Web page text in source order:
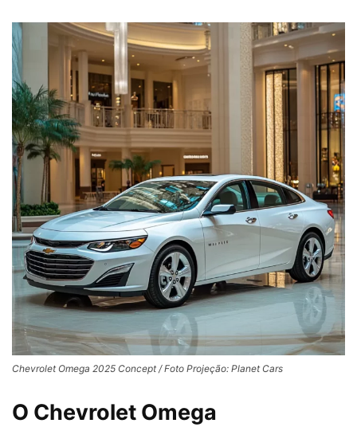
Chevrolet Omega 2025 Concept / Foto Projeção: Planet Cars
O Chevrolet Omega